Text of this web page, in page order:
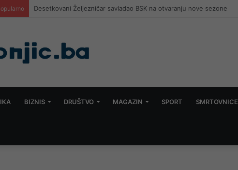
U BiH ubijen muškarac, uhapšena njegova supruga, upucan u glavu
BIZNIS DRUŠTVO MAGAZIN SPORT SMRTOVNICE